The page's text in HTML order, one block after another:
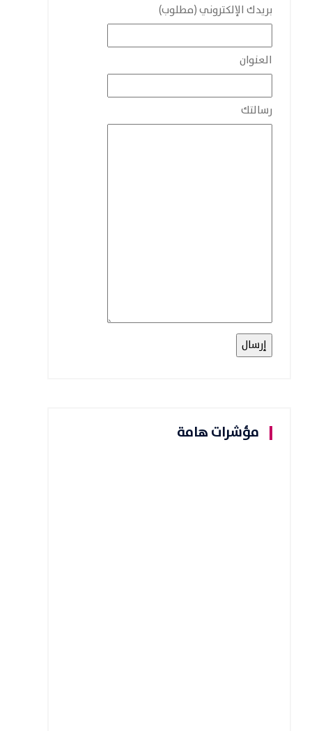
بريدك الإلكتروني (مطلوب)
العنوان
رسالتك
مؤشرات هامة